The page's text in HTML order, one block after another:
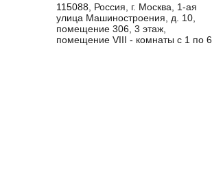
115088, Россия, г. Москва, 1-ая
улица Машиностроения, д. 10,
помещение 306, 3 этаж,
помещение VIII - комнаты с 1 по 6